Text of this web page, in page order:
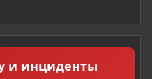
и инциденты